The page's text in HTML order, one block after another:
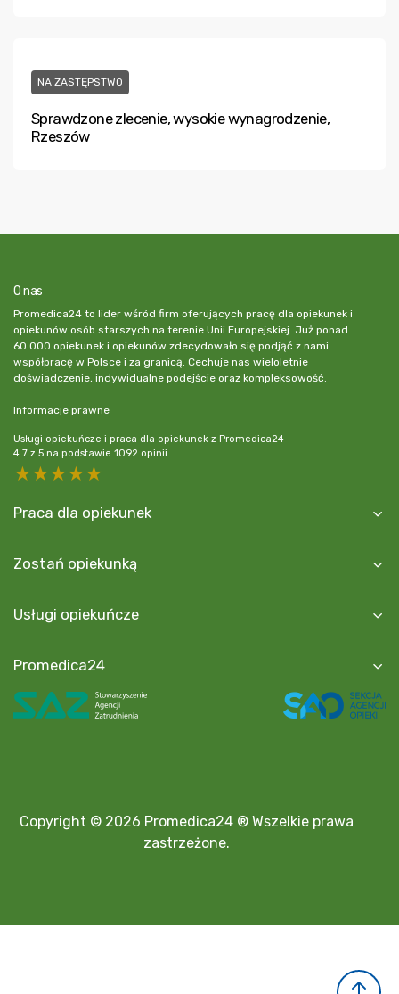
NA ZASTĘPSTWO
Sprawdzone zlecenie, wysokie wynagrodzenie,
Rzeszów
O nas
Promedica24 to lider wśród firm oferujących pracę dla opiekunek i
opiekunów osób starszych na terenie Unii Europejskiej. Już ponad
60.000 opiekunek i opiekunów zdecydowało się podjąć z nami
współpracę w Polsce i za granicą. Cechuje nas wieloletnie
doświadczenie, indywidualne podejście oraz kompleksowość.
Informacje prawne
Usługi opiekuńcze i praca dla opiekunek z Promedica24
4.7 z 5 na podstawie 1092 opinii
5 stars
4 stars
3 stars
2 stars
Praca dla opiekunek
Zostań opiekunką
Usługi opiekuńcze
Promedica24
Copyright © 2026 Promedica24 ® Wszelkie prawa
zastrzeżone.